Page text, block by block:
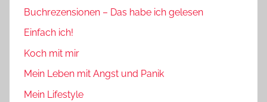
Buchrezensionen – Das habe ich gelesen
Einfach ich!
Koch mit mir
Mein Leben mit Angst und Panik
Mein Lifestyle